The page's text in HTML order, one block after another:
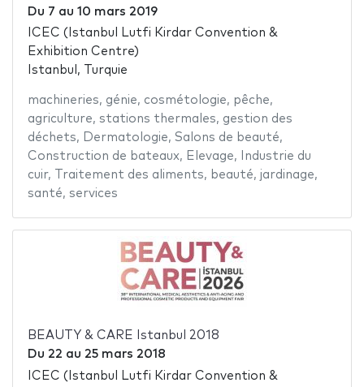
Du 7 au 10 mars 2019
ICEC (Istanbul Lutfi Kirdar Convention &
Exhibition Centre)
Istanbul, Turquie
machineries, génie, cosmétologie, pêche,
agriculture, stations thermales, gestion des
déchets, Dermatologie, Salons de beauté,
Construction de bateaux, Elevage,
Industrie du
cuir, Traitement des aliments, beauté, jardinage,
santé, services
BEAUTY & CARE Istanbul 2018
Du 22 au 25 mars 2018
ICEC (Istanbul Lutfi Kirdar Convention &